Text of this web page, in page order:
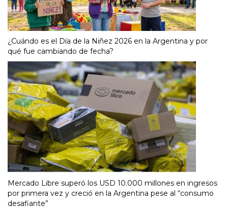
¿Cuándo es el Día de la Niñez 2026 en la Argentina y por
qué fue cambiando de fecha?
Mercado Libre superó los USD 10.000 millones en ingresos
por primera vez y creció en la Argentina pese al “consumo
desafiante”